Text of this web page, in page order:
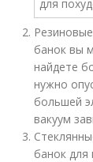
банок вы
найдете
нужно
большей
вакуум
банок